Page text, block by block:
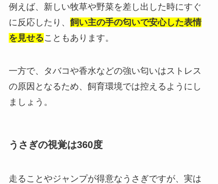
例えば、新しい牧草や野菜を差し出した時にすぐ
に反応したり、 飼い主の手の匂いで安心した表情
を見せることもあります。
一方で、タバコや香水などの強い匂いはストレス
の原因となるため、飼育環境では控えるようにし
ましょう。
うさぎの視覚は360度
走ることやジャンプが得意なうさぎですが、実は